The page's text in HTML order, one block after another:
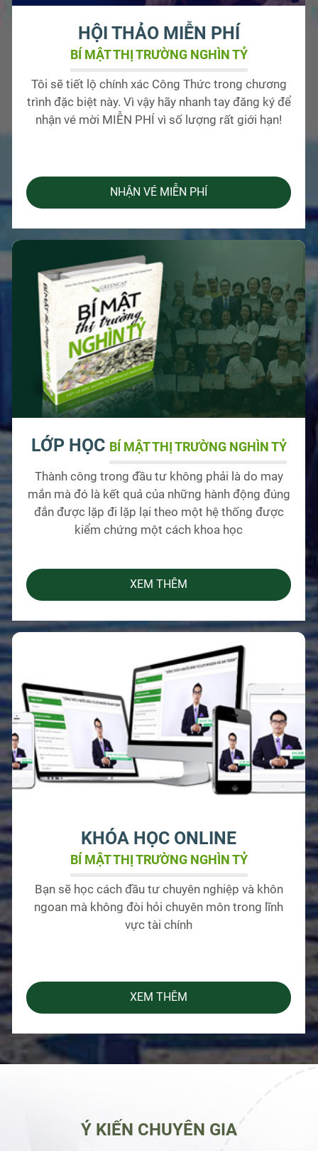
HỘI THẢO MIỄN PHÍ
BÍ MẬT THỊ TRƯỜNG NGHÌN TỶ
Tôi sẽ tiết lộ chính xác Công Thức trong chương
trình đặc biệt này. Vì vậy hãy nhanh tay đăng ký để
nhận vé mời MIỄN PHÍ vì số lượng rất giới hạn!
NHẬN VÉ MIỄN PHÍ
LỚP HỌC BÍ MẬT THỊ TRƯỜNG NGHÌN TỶ
Thành công trong đầu tư không phải là do may
mắn mà đó là kết quả của những hành động đúng
đắn được lặp đi lặp lại theo một hệ thống được
kiểm chứng một cách khoa học
XEM THÊM
KHÓA HỌC ONLINE
BÍ MẬT THỊ TRƯỜNG NGHÌN TỶ
Bạn sẽ học cách đầu tư chuyên nghiệp và khôn
ngoan mà không đòi hỏi chuyên môn trong lĩnh
vực tài chính
XEM THÊM
Ý KIẾN CHUYÊN GIA